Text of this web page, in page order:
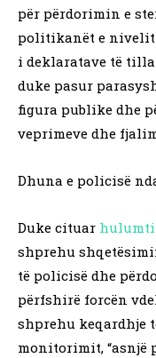
për përdorimin e
politikanët e nivelit
i deklaratave të
duke pasur
figura publike dhe
veprimeve dhe
Dhuna e policisë
Duke cituar
shprehu
të policisë dhe
përfshirë forcën
shprehu keqardhje
monitorimit, “asnjë